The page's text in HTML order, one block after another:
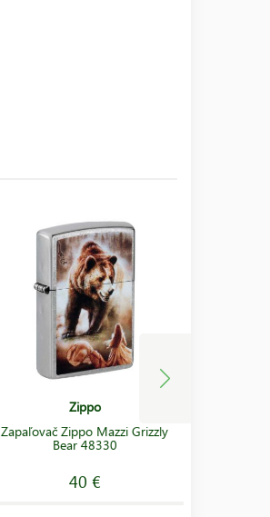
Zippo
Zapaľovač Zippo Mazzi Grizzly
Bear 48330
40 €